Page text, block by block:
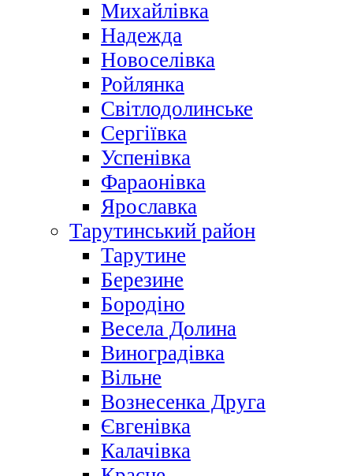
Михайлівка
Надежда
Новоселівка
Ройлянка
Світлодолинське
Сергіївка
Успенівка
Фараонівка
Ярославка
Тарутинський район
Тарутине
Березине
Бородіно
Весела Долина
Виноградівка
Вільне
Вознесенка Друга
Євгенівка
Калачівка